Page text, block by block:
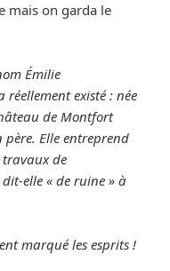
mais on garda le
Émilie
réellement existé : née
de Montfort
père. Elle entreprend
travaux de
elle « de ruine » à
marqué les esprits !